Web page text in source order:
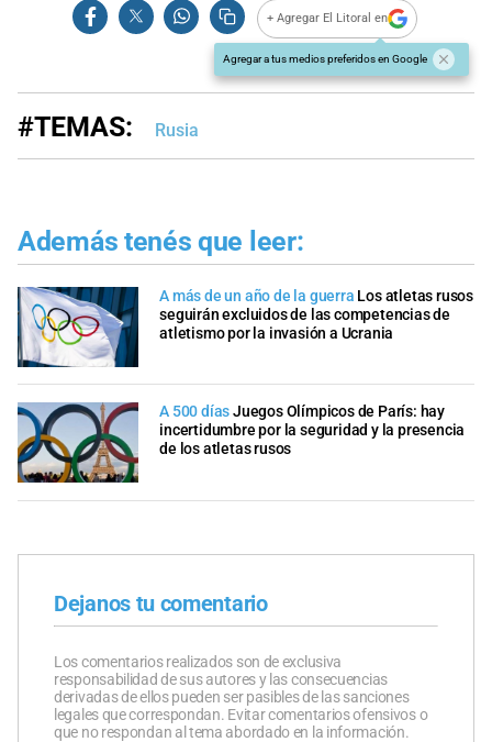
+ Agregar El Litoral en
Agregar a tus medios preferidos en Google
#TEMAS: Rusia
Además tenés que leer:
A más de un año de la guerra Los atletas rusos
seguirán excluidos de las competencias de
atletismo por la invasión a Ucrania
A 500 díasJuegos Olímpicos de París: hay
incertidumbre por la seguridad y la presencia
de los atletas rusos
Dejanos tu comentario
Los comentarios realizados son de exclusiva
responsabilidad de sus autores y las consecuencias
derivadas de ellos pueden ser pasibles de las sanciones
legales que correspondan. Evitar comentarios ofensivos o
que no respondan al tema abordado en la información.